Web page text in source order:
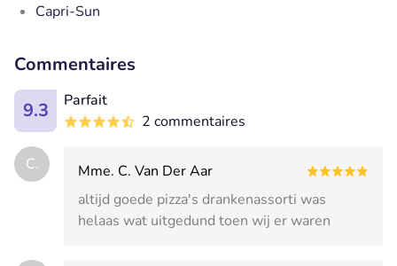
Capri-Sun
Commentaires
9.3
Parfait
2 commentaires
C.
Mme. C. Van Der Aar
altijd goede pizza's drankenassorti was
helaas wat uitgedund toen wij er waren